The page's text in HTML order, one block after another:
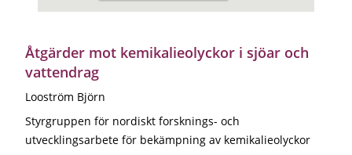
Åtgärder mot kemikalieolyckor i sjöar och
vattendrag
Looström Björn
Styrgruppen för nordiskt forsknings- och
utvecklingsarbete för bekämpning av kemikalieolyckor